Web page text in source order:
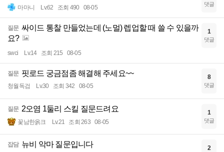
마마니 Lv.62 조회 490 08-05 댓글
질문 싸이드 통찰 만들었는데 (노멀) 렙업할 때 쓸 수 있을까
요?
swci Lv.14 조회 215 08-05
1
댓글
질문 핏로드 궁금점좀 해결해 주세요~~
청월독검 Lv.30 조회 342 08-05
8
댓글
질문 2오염 1둘리 스킬 질문드려요
꽃남한옭크 Lv.21 조회 263 08-05
1
댓글
잡담 뉴비 악마 질문입니다 2